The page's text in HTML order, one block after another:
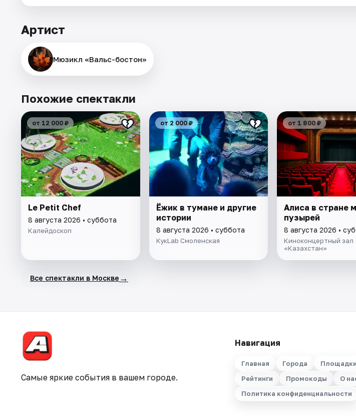
Артист
Мюзикл «Вальс-бостон»
Похожие спектакли
от 12 000 ₽
Le Petit Chef
8 августа 2026 • суббота
Калейдоскоп
от 2 000 ₽
Ёжик в тумане и другие
истории
8 августа 2026 • суббота
КукLab Смоленская
от 1 800 ₽
Алиса в стране
пузырей
8 августа 2026 •
Киноконцертный зал
«Казахстан»
Все спектакли в Москве →
Самые яркие события в вашем городе.
Навигация
Главная Города Площадки
Рейтинги
Промокоды О
Политика конфиденциальности